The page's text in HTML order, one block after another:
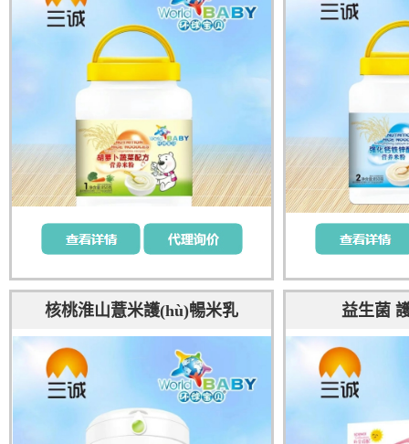
核桃淮山薏米護(hù)暢米乳 益生菌